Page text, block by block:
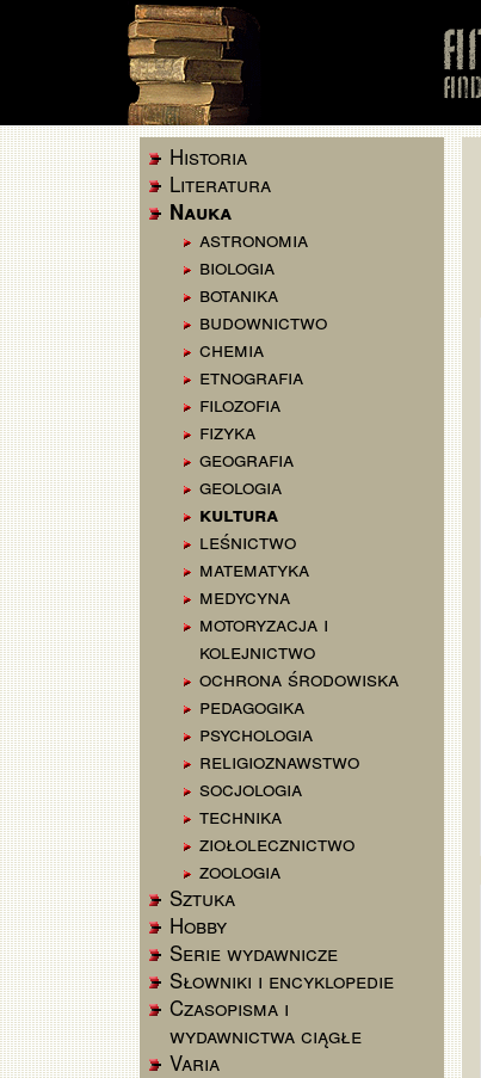
Historia
Literatura
Nauka
astronomia
biologia
botanika
budownictwo
chemia
etnografia
filozofia
fizyka
geografia
geologia
kultura
leśnictwo
matematyka
medycyna
motoryzacja i
kolejnictwo
ochrona środowiska
pedagogika
psychologia
religioznawstwo
socjologia
technika
ziołolecznictwo
zoologia
Sztuka
Hobby
Serie wydawnicze
Słowniki i encyklopedie
Czasopisma i
wydawnictwa ciągłe
Varia